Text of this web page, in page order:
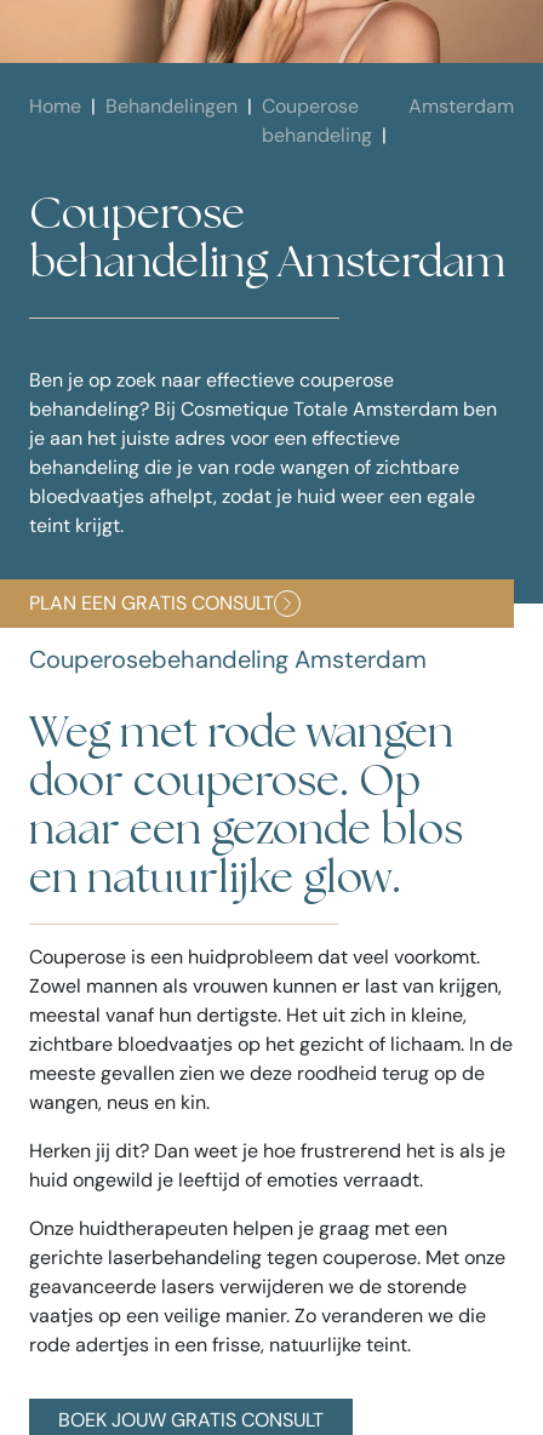
Home Behandelingen
Couperose
behandeling
Amsterdam
Couperose
behandeling Amsterdam
Ben je op zoek naar effectievecouperose
behandeling? Bij Cosmetique Totale Amsterdam ben
je aan het juiste adres voor een effectieve
behandeling die je van rode wangen of zichtbare
bloedvaatjes afhelpt, zodat je huid weer een egale
teint krijgt.
PLAN EEN GRATIS CONSULT
Couperosebehandeling Amsterdam
Weg met rode wangen
door couperose. Op
naar een gezonde blos
en natuurlijke glow.
Couperose is een huidprobleem dat veel voorkomt.
Zowel mannen als vrouwen kunnen er last van krijgen,
meestal vanaf hun dertigste. Het uit zich in kleine,
zichtbare bloedvaatjes op het gezicht of lichaam. In de
meeste gevallen zien we deze roodheid terug op de
wangen, neus en kin.
Herken jij dit? Dan weet je hoe frustrerend het is als je
huid ongewild je leeftijd of emoties verraadt.
Onze huidtherapeuten helpen je graag met een
gerichte laserbehandeling tegen couperose. Met onze
geavanceerde lasers verwijderen we de storende
vaatjes op een veilige manier. Zo veranderen we die
rode adertjes in een frisse, natuurlijke teint.
BOEK JOUW GRATIS CONSULT